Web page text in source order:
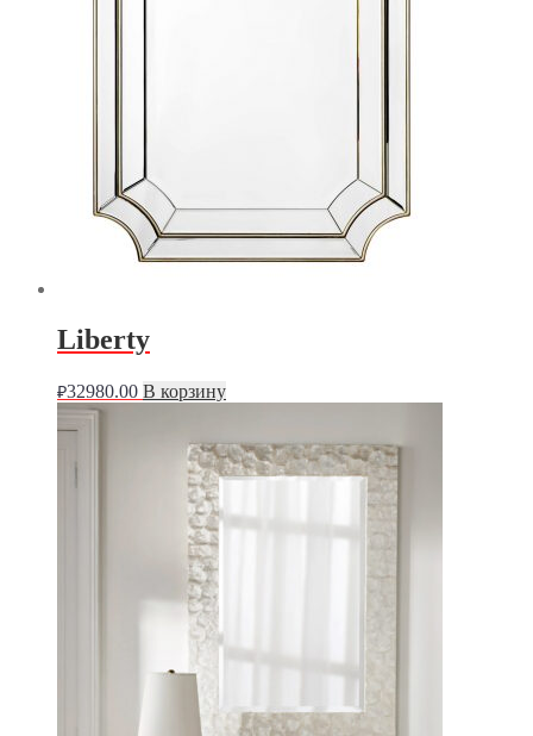
Liberty
₽32980.00 В корзину